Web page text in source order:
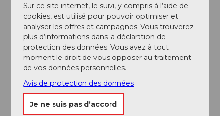
Stationnement
Une place de parking réservée aux personnes
handicapées se trouve directement à côté de la halte
bateau de Brunnen (distance 25 mètres).
Informations sur l'accessibilité de la halte bateau
Brunnen.
Si cette place est occupée, d'autres places sont
disponibles sur le
(distance env. 300 mètres)
Sur ce site internet, le suivi, y compris à l’aide de
cookies, est utilisé pour pouvoir optimiser et
analyser les offres et campagnes. Vous trouverez
plus d’informations dans la déclaration de
protection des données. Vous avez à tout
moment le droit de vous opposer au traitement
de vos données personnelles.
Avis de protection des données
Je ne suis pas d’accord